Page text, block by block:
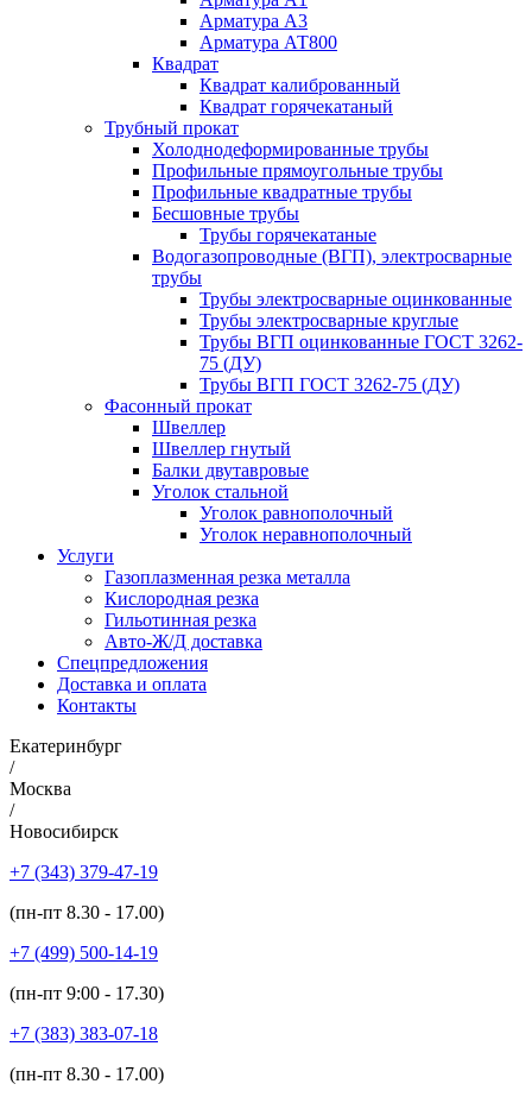
Арматура А3
Арматура АТ800
Квадрат
Квадрат калиброванный
Квадрат горячекатаный
Трубный прокат
Холоднодеформированные трубы
Профильные прямоугольные трубы
Профильные квадратные трубы
Бесшовные трубы
Трубы горячекатаные
Водогазопроводные (ВГП), электросварные
трубы
Трубы электросварные оцинкованные
Трубы электросварные круглые
Трубы ВГП оцинкованные ГОСТ 3262-
75 (ДУ)
Трубы ВГП ГОСТ 3262-75 (ДУ)
Фасонный прокат
Швеллер
Швеллер гнутый
Балки двутавровые
Уголок стальной
Уголок равнополочный
Уголок неравнополочный
Услуги
Газоплазменная резка металла
Кислородная резка
Гильотинная резка
Авто-Ж/Д доставка
Спецпредложения
Доставка и оплата
Контакты
Екатеринбург
/
Москва
/
Новосибирск
+7 (343) 379-47-19
(пн-пт 8.30 - 17.00)
+7 (499) 500-14-19
(пн-пт 9:00 - 17.30)
+7 (383) 383-07-18
(пн-пт 8.30 - 17.00)